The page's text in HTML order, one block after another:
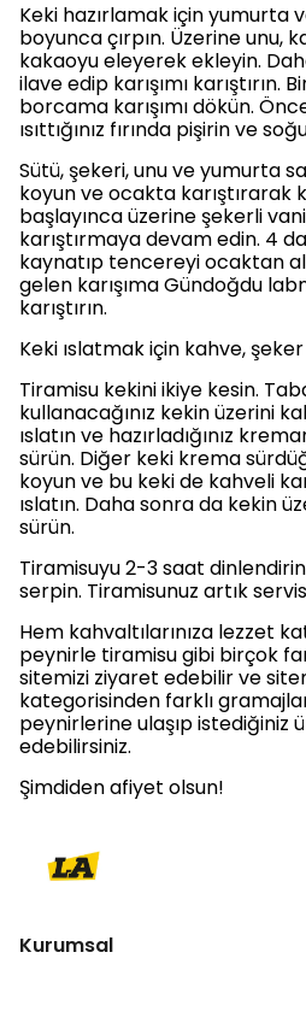
Keki hazırlamak için yumurta
boyunca çırpın. Üzerine unu,
kakaoyu eleyerek ekleyin.
ilave edip karışımı karıştırın.
borcama karışımı dökün.
ısıttığınız fırında pişirin ve
Sütü, şekeri, unu ve yumurta
koyun ve ocakta karıştırarak
başlayınca üzerine şekerli
karıştırmaya devam edin. 4
kaynatıp tencereyi ocaktan
gelen karışıma Gündoğdu
karıştırın.
Keki ıslatmak için kahve, şeker
Tiramisu kekini ikiye kesin.
kullanacağınız kekin üzerini
ıslatın ve hazırladığınız
sürün. Diğer keki krema
koyun ve bu keki de kahveli
ıslatın. Daha sonra da kekin
sürün.
Tiramisuyu 2-3 saat
serpin. Tiramisunuz artık
Hem kahvaltılarınıza lezzet
peynirle tiramisu gibi birçok
sitemizi ziyaret edebilir ve
kategorisinden farklı
peynirlerine ulaşıp istediğiniz
edebilirsiniz.
Şimdiden afiyet olsun!
Kurumsal